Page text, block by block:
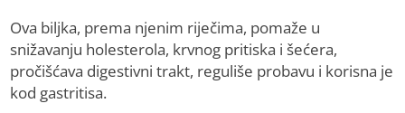
Ova biljka, prema njenim riječima, pomaže u
snižavanju holesterola, krvnog pritiska i šećera,
pročišćava digestivni trakt, reguliše probavu i korisna je
kod gastritisa.